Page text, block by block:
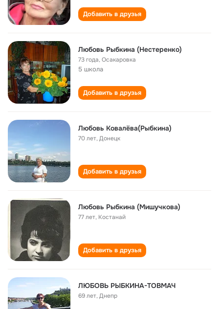
Добавить в друзья
Любовь Рыбкина (Нестеренко)
73 года,Осакаровка
5 школа
Добавить в друзья
Любовь Ковалёва(Рыбкина)
70 лет,Донецк
Добавить в друзья
Любовь Рыбкина (Мишучкова)
77 лет, Костанай
Добавить в друзья
ЛЮБОВЬ РЫБКИНА-ТОВМАЧ
69 лет,Днепр